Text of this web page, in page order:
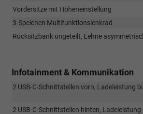
Vordersitze mit Höheneinstellung
3-Speichen Multifunktionslenkrad
Rücksitzbank ungeteilt, Lehne
Infotainment & Kommunikation
2 USB-C-Schnittstellen vorn, Ladeleistung
2 USB-C-Schnittstellen hinten, Ladeleistung